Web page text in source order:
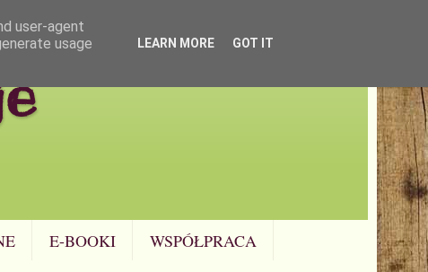
E-BOOKI
WSPÓŁPRACA
user-agent
usage
LEARN MORE GOT IT